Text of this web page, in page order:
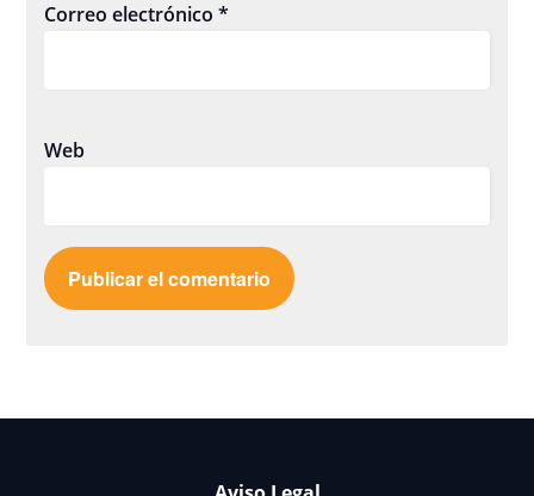
Correo electrónico*
Web